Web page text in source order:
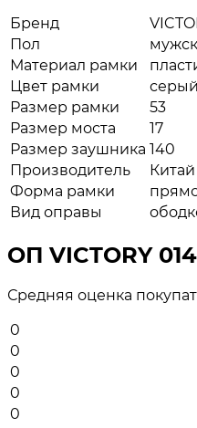
Бренд
Пол
Материал рамки
Цвет рамки
Размер рамки
53
Размер моста
17
Размер заушника 140
Производитель
Китай
Форма рамки
Вид оправы
ОП VICTORY
Средняя оценка
0
0
0
0
0